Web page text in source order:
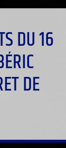
DU 16
DE